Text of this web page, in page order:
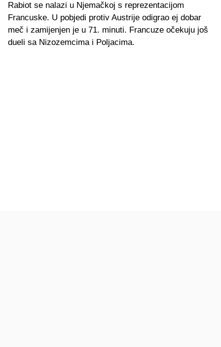
Rabiot se nalazi u Njemačkoj s reprezentacijom
Francuske. U pobjedi protiv Austrije odigrao ej dobar
meč i zamijenjen je u 71. minuti. Francuze očekuju još
dueli sa Nizozemcima i Poljacima.